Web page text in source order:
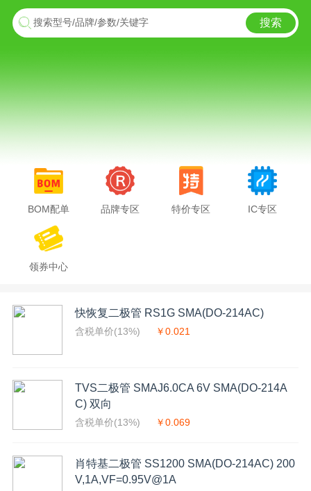
搜索型号/品牌/参数/关键字 搜索
BOM配单 品牌专区 特价专区 IC专区
领券中心
快恢复二极管 RS1G SMA(DO-214AC)
含税单价(13%) ￥0.021
TVS二极管 SMAJ6.0CA 6V SMA(DO-214A
C) 双向
含税单价(13%) ￥0.069
肖特基二极管 SS1200 SMA(DO-214AC) 200
V,1A,VF=0.95V@1A